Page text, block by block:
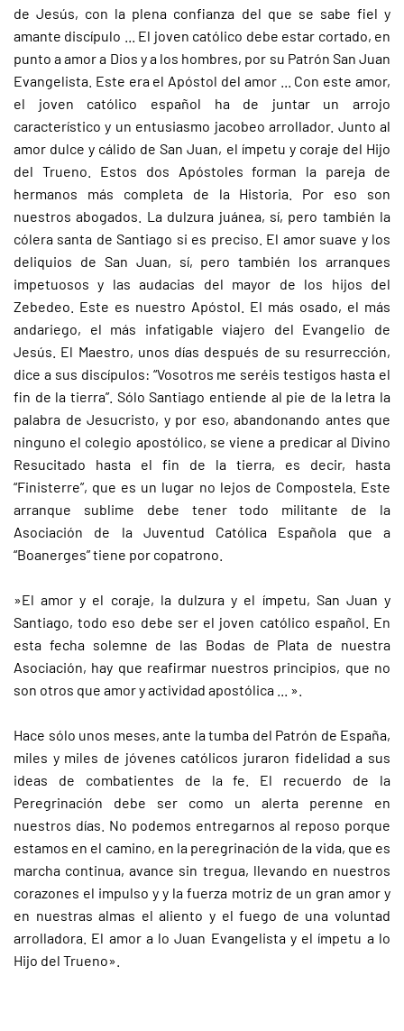
de Jesús, con la plena confianza del que se sabe fiel y
amante discípulo ... El joven católico debe estar cortado, en
punto a amor a Dios y a los hombres, por su Patrón San Juan
Evangelista. Este era el Apóstol del amor ... Con este amor,
el joven católico español ha de juntar un arrojo
característico y un entusiasmo jacobeo arrollador. Junto al
amor dulce y cálido de San Juan, el ímpetu y coraje del Hijo
del Trueno. Estos dos Apóstoles forman la pareja de
hermanos más completa de la Historia. Por eso son
nuestros abogados. La dulzura juánea, sí, pero también la
cólera santa de Santiago si es preciso. El amor suave y los
deliquios de San Juan, sí, pero también los arranques
impetuosos y las audacias del mayor de los hijos del
Zebedeo. Este es nuestro Apóstol. El más osado, el más
andariego, el más infatigable viajero del Evangelio de
Jesús. El Maestro, unos días después de su resurrección,
dice a sus discípulos: “Vosotros me seréis testigos hasta el
fin de la tierra”. Sólo Santiago entiende al pie de la letra la
palabra de Jesucristo, y por eso, abandonando antes que
ninguno el colegio apostólico, se viene a predicar al Divino
Resucitado hasta el fin de la tierra, es decir, hasta
“Finisterre”, que es un lugar no lejos de Compostela. Este
arranque sublime debe tener todo militante de la
Asociación de la Juventud Católica Española que a
“Boanerges” tiene por copatrono.
»El amor y el coraje, la dulzura y el ímpetu, San Juan y
Santiago, todo eso debe ser el joven católico español. En
esta fecha solemne de las Bodas de Plata de nuestra
Asociación, hay que reafirmar nuestros principios, que no
son otros que amor y actividad apostólica ... ».
Hace sólo unos meses, ante la tumba del Patrón de España,
miles y miles de jóvenes católicos juraron fidelidad a sus
ideas de combatientes de la fe. El recuerdo de la
Peregrinación debe ser como un alerta perenne en
nuestros días. No podemos entregarnos al reposo porque
estamos en el camino, en la peregrinación de la vida, que es
marcha continua, avance sin tregua, llevando en nuestros
corazones el impulso y y la fuerza motriz de un gran amor y
en nuestras almas el aliento y el fuego de una voluntad
arrolladora. El amor a lo Juan Evangelista y el ímpetu a lo
Hijo del Trueno».